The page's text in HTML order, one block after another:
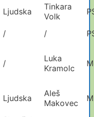
Ljudska
Tinkara
Volk
/ /
/
Luka
Kramolc
Ljudska
Aleš
Makovec